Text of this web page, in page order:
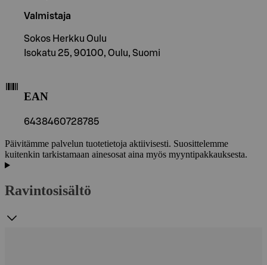
Valmistaja
Sokos Herkku Oulu
Isokatu 25, 90100, Oulu, Suomi
EAN
6438460728785
Päivitämme palvelun tuotetietoja aktiivisesti. Suosittelemme
kuitenkin tarkistamaan ainesosat aina myös myyntipakkauksesta.
Ravintosisältö